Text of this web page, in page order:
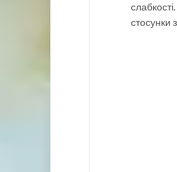
стосунки